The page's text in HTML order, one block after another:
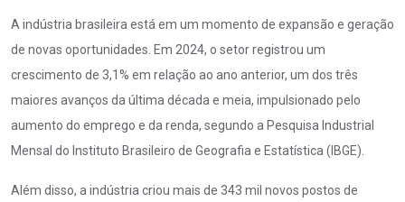
A indústria brasileira está em um momento de expansão e geração
de novas oportunidades. Em 2024, o setor registrou um
crescimento de 3,1% em relação ao ano anterior, um dos três
maiores avanços da última década e meia, impulsionado pelo
aumento do emprego e da renda, segundo a Pesquisa Industrial
Mensal do Instituto Brasileiro de Geografia e Estatística (IBGE).
Além disso, a indústria criou mais de 343 mil novos postos de